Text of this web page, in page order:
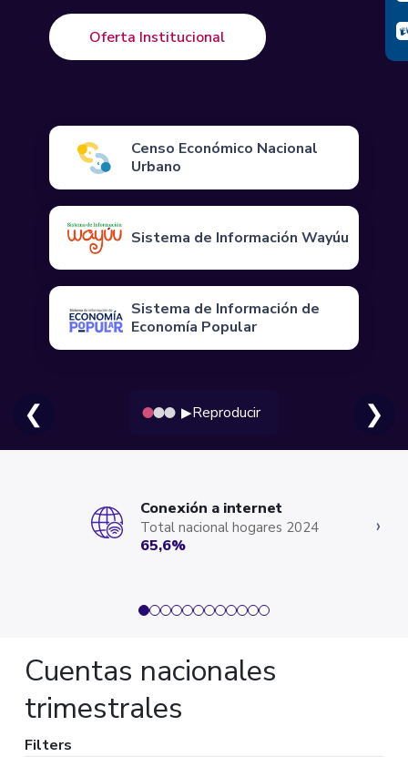
Oferta Institucional
Censo Económico Nacional
Urbano
Sistema de Información Wayúu
Sistema de Información de
Economía Popular
❮ ▶Reproducir ❯
Total nacional hogares 2024
Conexión a internet
65,6%
›
Cuentas nacionales
trimestrales
Filters